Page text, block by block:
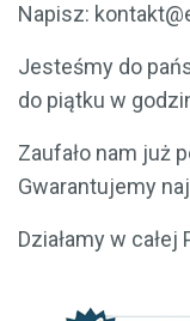
Napisz:
Jesteśmy do
do piątku w
Zaufało nam już
Gwarantujemy
Działamy w całej